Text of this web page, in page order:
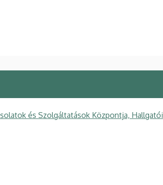
és Szolgáltatások Központja, Hallgatói